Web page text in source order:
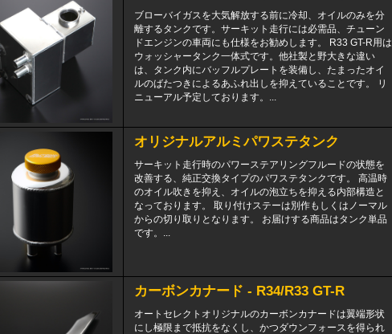
ブローバイガスを大気解放する前に冷却、オイルのみを分
離するタンクです。サーキット走行には必需品、チューン
ドエンジンの車両にも仕様をお勧めします。 R33 GT-R用は
ウォッシャータンク一体式です。他社製と野大きな違い
は、タンク内にバッフルプレートを装備し、たまったオイ
ルのばたつきによるあふれ出しを抑えていることです。 リ
ニューアル予定しております。...
オリジナルアルミパワステタンク
サーキット走行時のパワーステアリングフルードの状態を
改善する、純正交換タイプのパワステタンクです。 高温時
のオイル吹きを抑え、オイルの泡立ちを抑える内部構造と
なっております。 取り付けステーは別作もしくはノーマル
からの切り取りとなります。 お届けする商品はタンク単品
です。...
カーボンカナード - R34/R33 GT-R
オートセレクトオリジナルのカーボンカナードは翼端形状
にし極限まで抵抗をなくし、かつダウンフォースを得られ